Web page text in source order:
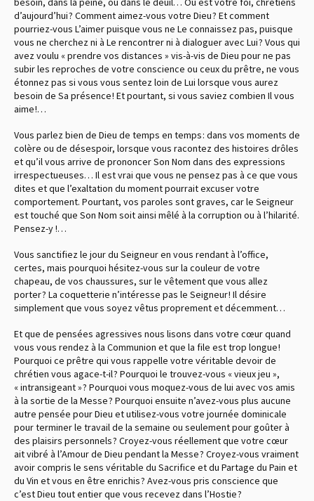
d’aujourd’hui ? Comment aimez-vous votre Dieu ? Et comment
pourriez-vous L’aimer puisque vous ne Le connaissez pas, puisque
vous ne cherchez ni à Le rencontrer ni à dialoguer avec Lui ? Vous qui
avez voulu « prendre vos distances » vis-à-vis de Dieu pour ne pas
subir les reproches de votre conscience ou ceux du prêtre, ne vous
étonnez pas si vous vous sentez loin de Lui lorsque vous aurez
besoin de Sa présence ! Et pourtant, si vous saviez combien Il vous
aime !…
Vous parlez bien de Dieu de temps en temps : dans vos moments de
colère ou de désespoir, lorsque vous racontez des histoires drôles
et qu’il vous arrive de prononcer Son Nom dans des expressions
irrespectueuses… Il est vrai que vous ne pensez pas à ce que vous
dites et que l’exaltation du moment pourrait excuser votre
comportement. Pourtant, vos paroles sont graves, car le Seigneur
est touché que Son Nom soit ainsi mêlé à la corruption ou à l’hilarité.
Pensez-y !…
Vous sanctifiez le jour du Seigneur en vous rendant à l’office,
certes, mais pourquoi hésitez-vous sur la couleur de votre
chapeau, de vos chaussures, sur le vêtement que vous allez
porter ? La coquetterie n’intéresse pas le Seigneur ! Il désire
simplement que vous soyez vêtus proprement et décemment…
Et que de pensées agressives nous lisons dans votre cœur quand
vous vous rendez à la Communion et que la file est trop longue !
Pourquoi ce prêtre qui vous rappelle votre véritable devoir de
chrétien vous agace-t-il ? Pourquoi le trouvez-vous « vieux jeu »,
« intransigeant » ? Pourquoi vous moquez-vous de lui avec vos amis
à la sortie de la Messe ? Pourquoi ensuite n’avez-vous plus aucune
autre pensée pour Dieu et utilisez-vous votre journée dominicale
pour terminer le travail de la semaine ou seulement pour goûter à
des plaisirs personnels ? Croyez-vous réellement que votre cœur
ait vibré à l’Amour de Dieu pendant la Messe ? Croyez-vous vraiment
avoir compris le sens véritable du Sacrifice et du Partage du Pain et
du Vin et vous en être enrichis ? Avez-vous pris conscience que
c’est Dieu tout entier que vous recevez dans l’Hostie ?